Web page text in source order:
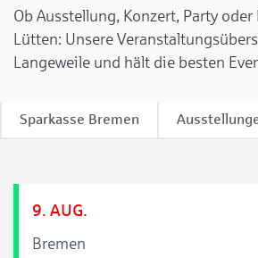
Ob Ausstellung, Konzert, Party
Lütten: Unsere
Langeweile und hält die besten
Sparkasse Bremen
9. AUG.
Bremen